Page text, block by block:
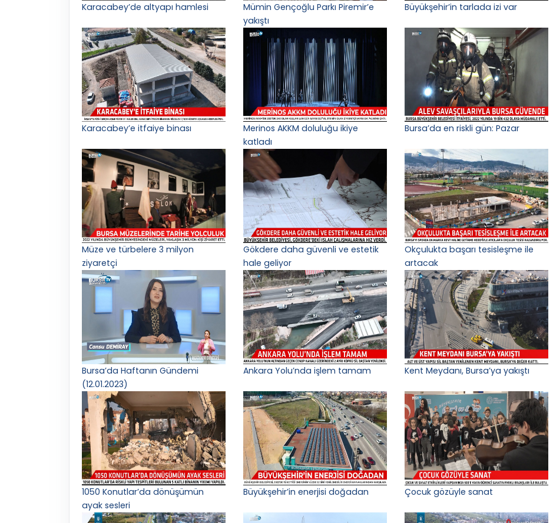
Karacabey’de altyapı hamlesi
Mümin Gençoğlu Parkı Piremir’e
yakıştı
Büyükşehir’in tarlada izi var
Karacabey’e itfaiye binası
Merinos AKKM doluluğu ikiye
katladı
Bursa’da en riskli gün: Pazar
Müze ve türbelere 3 milyon
ziyaretçi
Gökdere daha güvenli ve estetik
hale geliyor
Okçulukta başarı tesisleşme ile
artacak
Bursa’da Haftanın Gündemi
(12.01.2023)
Ankara Yolu’nda işlem tamam Kent Meydanı, Bursa’ya yakıştı
1050 Konutlar’da dönüşümün
ayak sesleri
Büyükşehir’in enerjisi doğadan Çocuk gözüyle sanat